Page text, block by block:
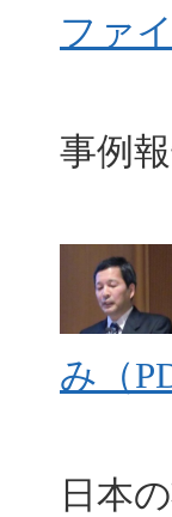
ファイ
事例
み（
日本